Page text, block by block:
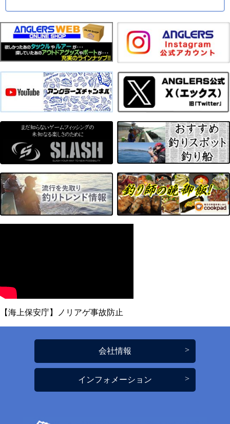
【海上保安庁】ノリアゲ事故防止
会社情報
インフォメーション